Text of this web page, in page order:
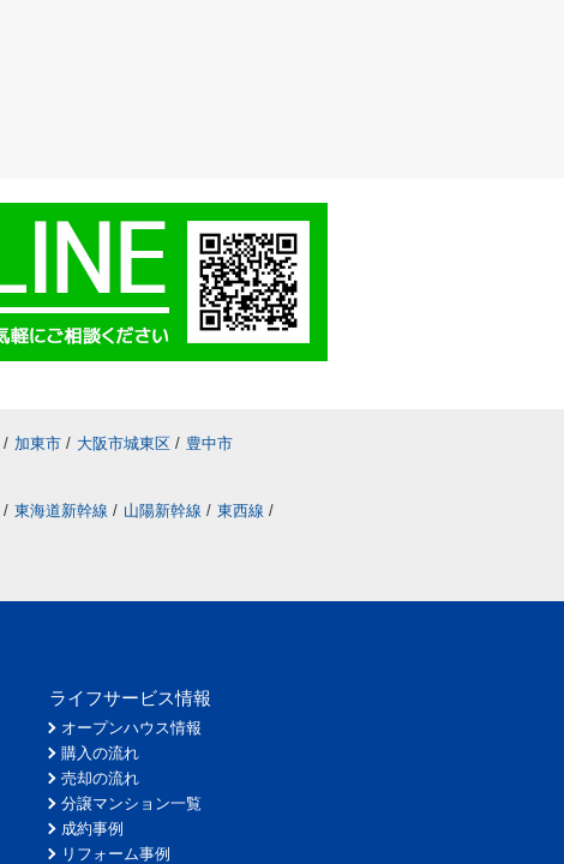
/ 加東市 / 大阪市城東区 / 豊中市
/ 東海道新幹線 / 山陽新幹線 / 東西線 /
ライフサービス情報
オープンハウス情報
購入の流れ
売却の流れ
分譲マンション一覧
成約事例
リフォーム事例